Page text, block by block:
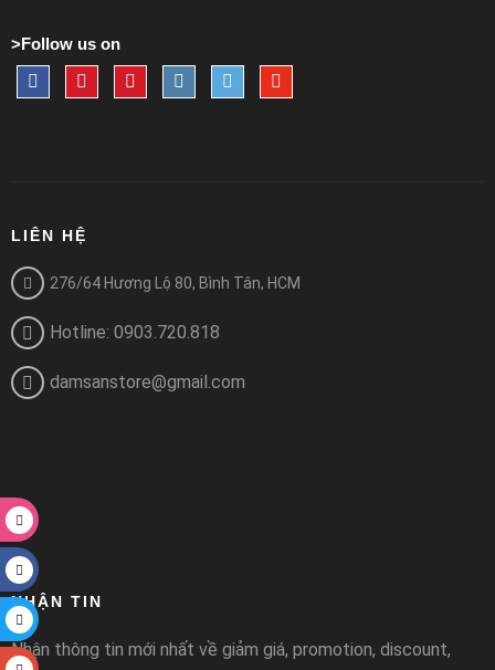
>Follow us on
LIÊN HỆ
276/64 Hương Lộ 80, Bình Tân, HCM
Hotline: 0903.720.818
damsanstore@gmail.com
NHẬN TIN
Nhận thông tin mới nhất về giảm giá, promotion, discount,